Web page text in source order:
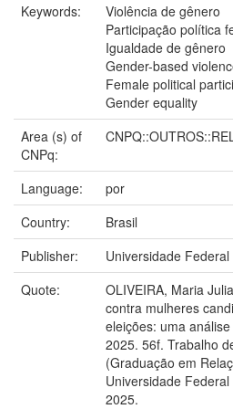
Keywords:
Violência de gênero
Participação política
Igualdade de gênero
Gender-based
Female political
Gender equality
Area (s) of
CNPq:
Language:
por
Country:
Brasil
Publisher:
Universidade
Quote:
OLIVEIRA, Maria
contra mulheres
eleições: uma
2025. 56f. Trabalho
(Graduação em
Universidade
2025.